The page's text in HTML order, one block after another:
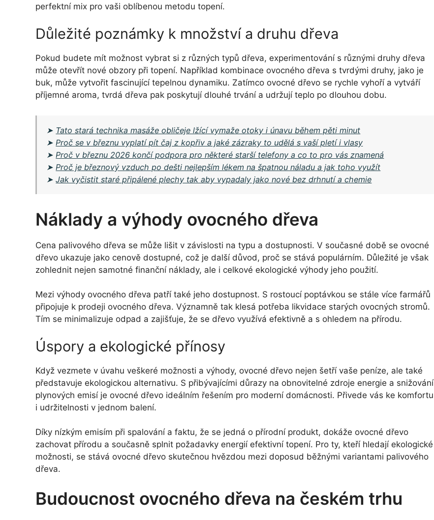
perfektní mix pro vaši oblíbenou metodu topení.
Důležité poznámky k množství a druhu dřeva
Pokud budete mít možnost vybrat si z různých typů dřeva, experimentování s různými druhy dřeva
může otevřít nové obzory při topení. Například kombinace ovocného dřeva s tvrdými druhy, jako je
buk, může vytvořit fascinující tepelnou dynamiku. Zatímco ovocné dřevo se rychle vyhoří a vytváří
příjemné aroma, tvrdá dřeva pak poskytují dlouhé trvání a udržují teplo po dlouhou dobu.
➤ Tato stará technika masáže obličeje lžící vymaže otoky i únavu během pěti minut
➤ Proč se v březnu vyplatí pít čaj z kopřiv a jaké zázraky to udělá s vaší pletí i vlasy
➤ Proč v březnu 2026 končí podpora pro některé starší telefony a co to pro vás znamená
➤ Proč je březnový vzduch po dešti nejlepším lékem na špatnou náladu a jak toho využít
➤Jak vyčistit staré připálené plechy tak aby vypadaly jako nové bez drhnutí a chemie
Náklady a výhody ovocného dřeva
Cena palivového dřeva se může lišit v závislosti na typu a dostupnosti. V současné době se ovocné
dřevo ukazuje jako cenově dostupné, což je další důvod, proč se stává populárním. Důležité je však
zohlednit nejen samotné finanční náklady, ale i celkové ekologické výhody jeho použití.
Mezi výhody ovocného dřeva patří také jeho dostupnost. S rostoucí poptávkou se stále více farmářů
připojuje k prodeji ovocného dřeva. Významně tak klesá potřeba likvidace starých ovocných stromů.
Tím se minimalizuje odpad a zajišťuje, že se dřevo využívá efektivně a s ohledem na přírodu.
Úspory a ekologické přínosy
Když vezmete v úvahu veškeré možnosti a výhody, ovocné dřevo nejen šetří vaše peníze, ale také
představuje ekologickou alternativu. S přibývajícími důrazy na obnovitelné zdroje energie a snižování
plynových emisí je ovocné dřevo ideálním řešením pro moderní domácnosti. Přivede vás ke komfortu
i udržitelnosti v jednom balení.
Díky nízkým emisím při spalování a faktu, že se jedná o přírodní produkt, dokáže ovocné dřevo
zachovat přírodu a současně splnit požadavky energií efektivní topení. Pro ty, kteří hledají ekologické
možnosti, se stává ovocné dřevo skutečnou hvězdou mezi doposud běžnými variantami palivového
dřeva.
Budoucnost ovocného dřeva na českém trhu